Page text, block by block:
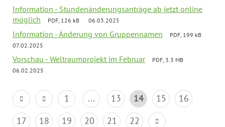
Information - Stundenänderungsanträge ab jetzt online
möglich
PDF, 126 kB 06.03.2025
Information - Änderung von Gruppennamen
PDF, 199 kB
07.02.2025
Vorschau - Weltraumprojekt im Februar
PDF, 3.3 MB
06.02.2025
1 ... 13 14 15
16
17
18 19 20 21 22